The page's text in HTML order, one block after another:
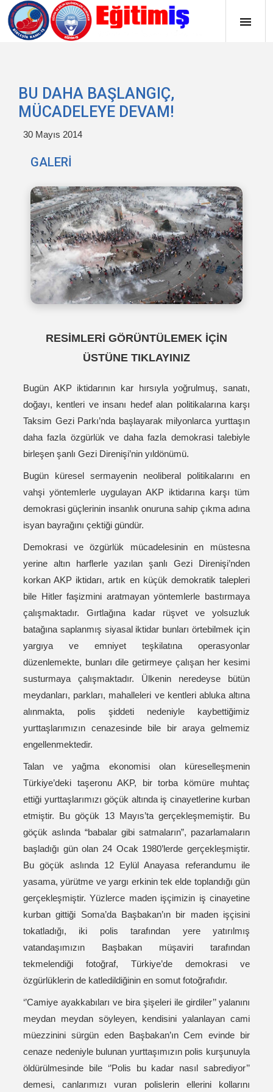
BU DAHA BAŞLANGIÇ,
MÜCADELEYE DEVAM!
30 Mayıs 2014
GALERİ
RESİMLERİ GÖRÜNTÜLEMEK İÇİN
ÜSTÜNE TIKLAYINIZ
Bugün AKP iktidarının kar hırsıyla yoğrulmuş, sanatı,
doğayı, kentleri ve insanı hedef alan politikalarına karşı
Taksim Gezi Parkı’nda başlayarak milyonlarca yurttaşın
daha fazla özgürlük ve daha fazla demokrasi talebiyle
birleşen şanlı Gezi Direnişi’nin yıldönümü.
Bugün küresel sermayenin neoliberal politikalarını en
vahşi yöntemlerle uygulayan AKP iktidarına karşı tüm
demokrasi güçlerinin insanlık onuruna sahip çıkma adına
isyan bayrağını çektiği gündür.
Demokrasi ve özgürlük mücadelesinin en müstesna
yerine altın harflerle yazılan şanlı Gezi Direnişi’nden
korkan AKP iktidarı, artık en küçük demokratik talepleri
bile Hitler faşizmini aratmayan yöntemlerle bastırmaya
çalışmaktadır. Gırtlağına kadar rüşvet ve yolsuzluk
batağına saplanmış siyasal iktidar bunları örtebilmek için
yargıya ve emniyet teşkilatına operasyonlar
düzenlemekte, bunları dile getirmeye çalışan her kesimi
susturmaya çalışmaktadır. Ülkenin neredeyse bütün
meydanları, parkları, mahalleleri ve kentleri abluka altına
alınmakta, polis şiddeti nedeniyle kaybettiğimiz
yurttaşlarımızın cenazesinde bile bir araya gelmemiz
engellenmektedir.
Talan ve yağma ekonomisi olan küreselleşmenin
Türkiye’deki taşeronu AKP, bir torba kömüre muhtaç
ettiği yurttaşlarımızı göçük altında iş cinayetlerine kurban
etmiştir. Bu göçük 13 Mayıs’ta gerçekleşmemiştir. Bu
göçük aslında “babalar gibi satmaların”, pazarlamaların
başladığı gün olan 24 Ocak 1980’lerde gerçekleşmiştir.
Bu göçük aslında 12 Eylül Anayasa referandumu ile
yasama, yürütme ve yargı erkinin tek elde toplandığı gün
gerçekleşmiştir. Yüzlerce maden işçimizin iş cinayetine
kurban gittiği Soma’da Başbakan’ın bir maden işçisini
tokatladığı, iki polis tarafından yere yatırılmış
vatandaşımızın Başbakan müşaviri tarafından
tekmelendiği fotoğraf, Türkiye’de demokrasi ve
özgürlüklerin de katledildiğinin en somut fotoğrafıdır.
‘’Camiye ayakkabıları ve bira şişeleri ile girdiler’’ yalanını
meydan meydan söyleyen, kendisini yalanlayan cami
müezzinini sürgün eden Başbakan’ın Cem evinde bir
cenaze nedeniyle bulunan yurttaşımızın polis kurşunuyla
öldürülmesinde bile ‘’Polis bu kadar nasıl sabrediyor’’
demesi, canlarımızı vuran polislerin ellerini kollarını